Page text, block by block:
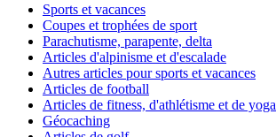
Sports et vacances
Coupes et trophées de sport
Parachutisme, parapente, delta
Articles d'alpinisme et d'escalade
Autres articles pour sports et vacances
Articles de football
Articles de fitness, d'athlétisme et de yoga
Géocaching